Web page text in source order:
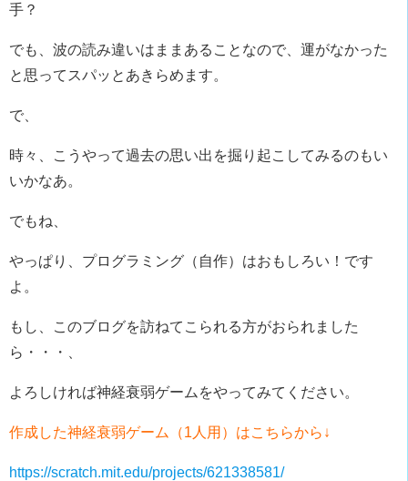
手？
でも、波の読み違いはままあることなので、運がなかった
と思ってスパッとあきらめます。
で、
時々、こうやって過去の思い出を掘り起こしてみるのもい
いかなあ。
でもね、
やっぱり、プログラミング（自作）はおもしろい！です
よ。
もし、このブログを訪ねてこられる方がおられました
ら・・・、
よろしければ神経衰弱ゲームをやってみてください。
作成した神経衰弱ゲーム（1人用）はこちらから↓
https://scratch.mit.edu/projects/621338581/